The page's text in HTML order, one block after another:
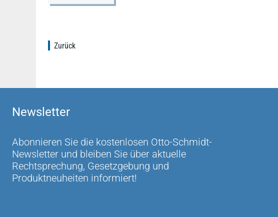
Zurück
Newsletter
Abonnieren Sie die kostenlosen Otto-Schmidt-
Newsletter und bleiben Sie über aktuelle
Rechtsprechung, Gesetzgebung und
Produktneuheiten informiert!